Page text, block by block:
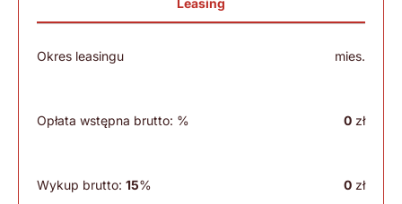
Leasing
Okres leasingu mies.
Opłata wstępna brutto: % 0 zł
Wykup brutto: 15% 0 zł